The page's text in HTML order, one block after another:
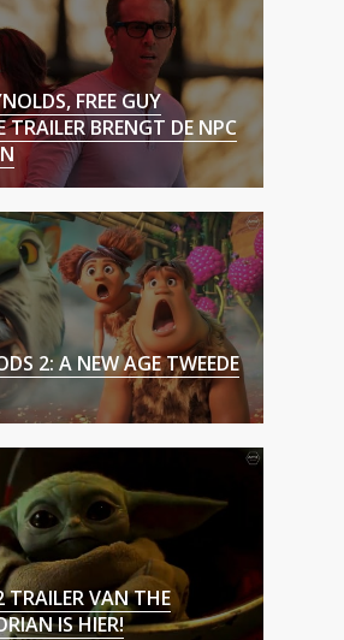
FREE GUY
TRAILER BRENGT DE NPC
2: A NEW AGE TWEEDE
TRAILER VAN THE
IS HIER!